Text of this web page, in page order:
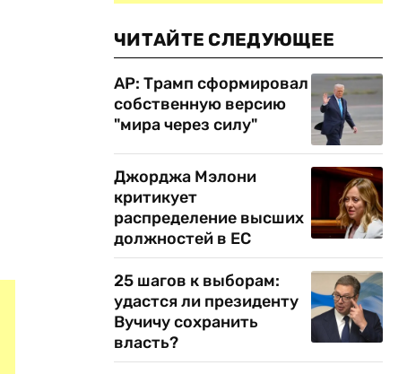
ЧИТАЙТЕ СЛЕДУЮЩЕЕ
AP: Трамп сформировал
собственную версию
"мира через силу"
Джорджа Мэлони
критикует
распределение высших
должностей в ЕС
25 шагов к выборам:
удастся ли президенту
Вучичу сохранить
власть?